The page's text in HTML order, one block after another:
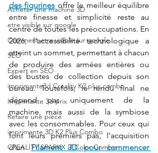
Acheter une machine 3D
etre visible sur google
Comment etre visible sur google
SEO
Expert en SEO
imprimante3d Creality K2 plus combo
Imprimante 3d prix
Refaire une pièce
imprimante 3D K2 Plus Combo
CREALITY SPARKX i7 Color Combo
des figurines offre le meilleur équilibre
entre finesse et simplicité reste au
centre de toutes les préoccupations. En
2026, l'accessibilité technologique a
atteint un sommet, permettant à chacun
de produire des armées entières ou
des bustes de collection depuis son
bureau. Toutefois, le rendu final ne
dépend pas uniquement de la
machine, mais aussi de la symbiose
avec les consommables. Pour ceux qui
font leurs premiers pas, l'acquisition
d'un Filament 3D pour commencer